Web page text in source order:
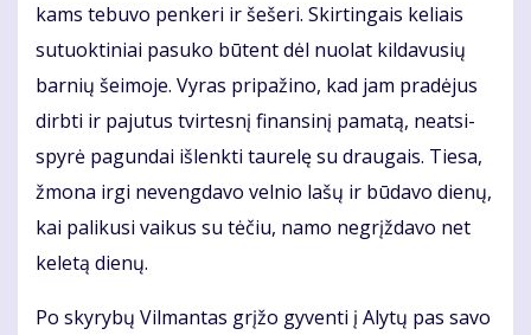
kams te­bu­vo pen­ke­ri ir še­še­ri. Skir­tin­gais ke­liais
su­tuok­ti­niai pa­su­ko bū­tent dėl nuo­lat kil­da­vu­sių
bar­nių šei­mo­je. Vy­ras pri­pa­ži­no, kad jam pra­dė­jus
dirb­ti ir pa­ju­tus tvir­tes­nį fi­nan­si­nį pa­ma­tą, neat­si­
spy­rė pa­gun­dai iš­lenk­ti tau­re­lę su drau­gais. Tie­sa,
žmo­na ir­gi ne­veng­da­vo vel­nio la­šų ir bū­da­vo die­nų,
kai pa­li­ku­si vai­kus su tė­čiu, na­mo ne­grįž­da­vo net
ke­le­tą die­nų.
Po sky­ry­bų Vil­man­tas grį­žo gy­ven­ti į Aly­tų pas sa­vo